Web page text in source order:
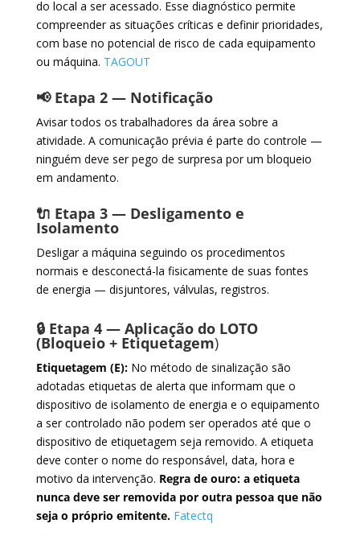
do local a ser acessado. Esse diagnóstico permite
compreender as situações críticas e definir prioridades,
com base no potencial de risco de cada equipamento
ou máquina. TAGOUT
📢 Etapa 2 — Notificação
Avisar todos os trabalhadores da área sobre a
atividade. A comunicação prévia é parte do controle —
ninguém deve ser pego de surpresa por um bloqueio
em andamento.
🔌 Etapa 3 — Desligamento e
Isolamento
Desligar a máquina seguindo os procedimentos
normais e desconectá-la fisicamente de suas fontes
de energia — disjuntores, válvulas, registros.
🔒 Etapa 4 — Aplicação do LOTO
(Bloqueio + Etiquetagem)
Etiquetagem (E):No método de sinalização são
adotadas etiquetas de alerta que informam que o
dispositivo de isolamento de energia e o equipamento
a ser controlado não podem ser operados até que o
dispositivo de etiquetagem seja removido. A etiqueta
deve conter o nome do responsável, data, hora e
motivo da intervenção. Regra de ouro: a etiqueta
nunca deve ser removida por outra pessoa que não
seja o próprio emitente. Fatectq